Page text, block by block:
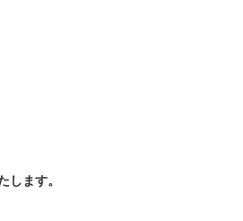
します。